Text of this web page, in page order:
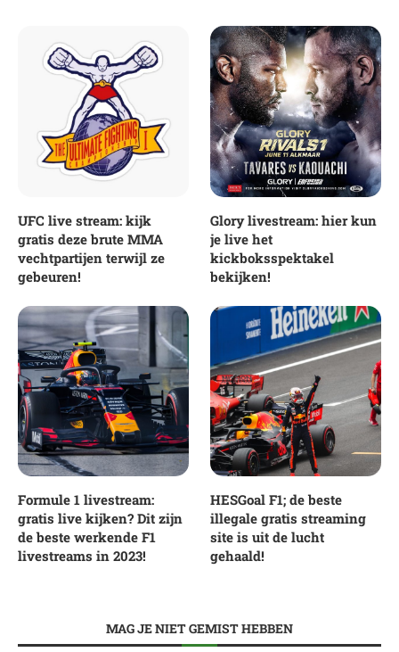
UFC live stream: kijk
gratis deze brute MMA
vechtpartijen terwijl ze
gebeuren!
Glory livestream: hier kun
je live het
kickboksspektakel
bekijken!
Formule 1 livestream:
gratis live kijken? Dit zijn
de beste werkende F1
livestreams in 2023!
HESGoal F1; de beste
illegale gratis streaming
site is uit de lucht
gehaald!
MAG JE NIET GEMIST HEBBEN